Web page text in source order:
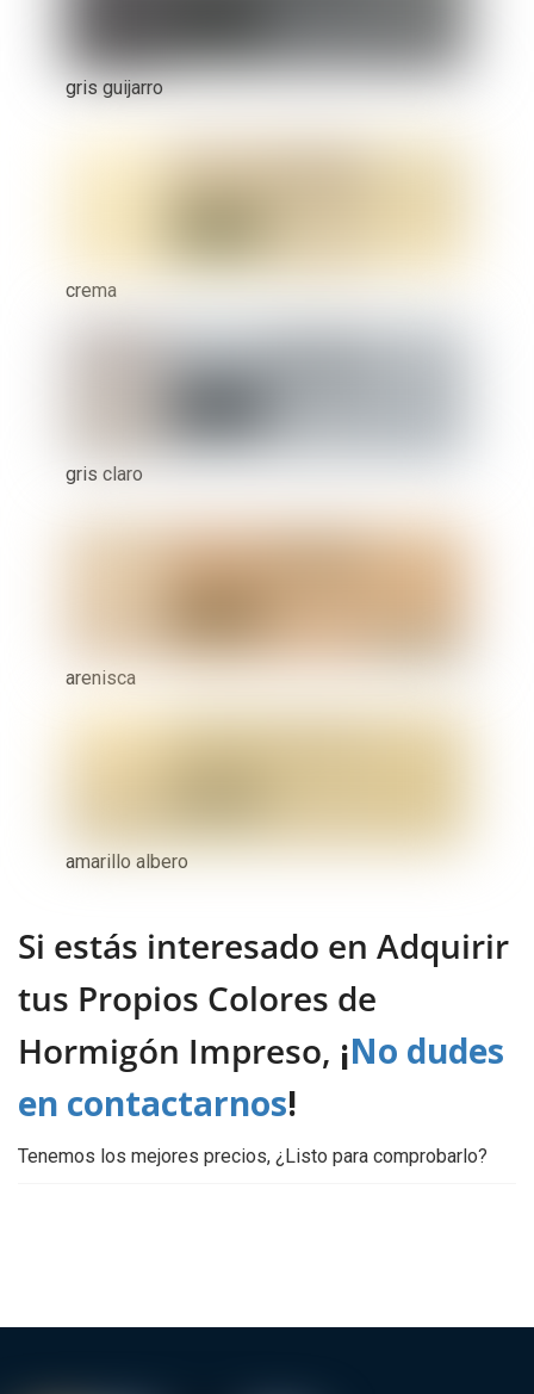
gris guijarro
crema
gris claro
arenisca
amarillo albero
Si estás interesado en Adquirir
tus Propios Colores de
Hormigón Impreso, ¡No dudes
en contactarnos!
Tenemos los mejores precios, ¿Listo para comprobarlo?